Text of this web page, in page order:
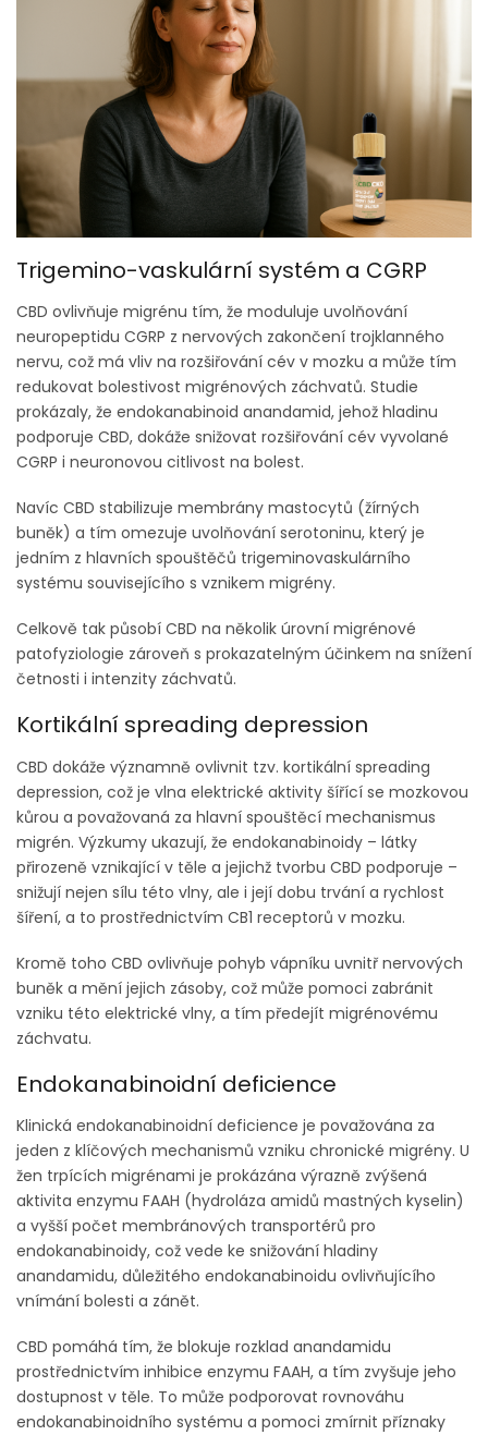
Trigemino-vaskulární systém a CGRP
CBD ovlivňuje migrénu tím, že moduluje uvolňování
neuropeptidu CGRP z nervových zakončení trojklanného
nervu, což má vliv na rozšiřování cév v mozku a může tím
redukovat bolestivost migrénových záchvatů. Studie
prokázaly, že endokanabinoid anandamid, jehož hladinu
podporuje CBD, dokáže snižovat rozšiřování cév vyvolané
CGRP i neuronovou citlivost na bolest.
Navíc CBD stabilizuje membrány mastocytů (žírných
buněk) a tím omezuje uvolňování serotoninu, který je
jedním z hlavních spouštěčů trigeminovaskulárního
systému souvisejícího s vznikem migrény.
Celkově tak působí CBD na několik úrovní migrénové
patofyziologie zároveň s prokazatelným účinkem na snížení
četnosti i intenzity záchvatů.
Kortikální spreading depression
CBD dokáže významně ovlivnit tzv. kortikální spreading
depression, což je vlna elektrické aktivity šířící se mozkovou
kůrou a považovaná za hlavní spouštěcí mechanismus
migrén. Výzkumy ukazují, že endokanabinoidy – látky
přirozeně vznikající v těle a jejichž tvorbu CBD podporuje –
snižují nejen sílu této vlny, ale i její dobu trvání a rychlost
šíření, a to prostřednictvím CB1 receptorů v mozku.
Kromě toho CBD ovlivňuje pohyb vápníku uvnitř nervových
buněk a mění jejich zásoby, což může pomoci zabránit
vzniku této elektrické vlny, a tím předejít migrénovému
záchvatu.
Endokanabinoidní deficience
Klinická endokanabinoidní deficience je považována za
jeden z klíčových mechanismů vzniku chronické migrény. U
žen trpících migrénami je prokázána výrazně zvýšená
aktivita enzymu FAAH (hydroláza amidů mastných kyselin)
a vyšší počet membránových transportérů pro
endokanabinoidy, což vede ke snižování hladiny
anandamidu, důležitého endokanabinoidu ovlivňujícího
vnímání bolesti a zánět.
CBD pomáhá tím, že blokuje rozklad anandamidu
prostřednictvím inhibice enzymu FAAH, a tím zvyšuje jeho
dostupnost v těle. To může podporovat rovnováhu
endokanabinoidního systému a pomoci zmírnit příznaky